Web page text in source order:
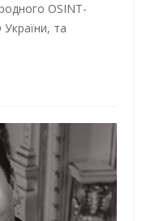
OSINT-
та